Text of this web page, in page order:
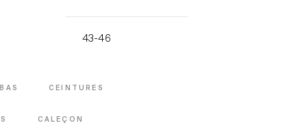
43-46
BAS CEINTURES
CALEÇON